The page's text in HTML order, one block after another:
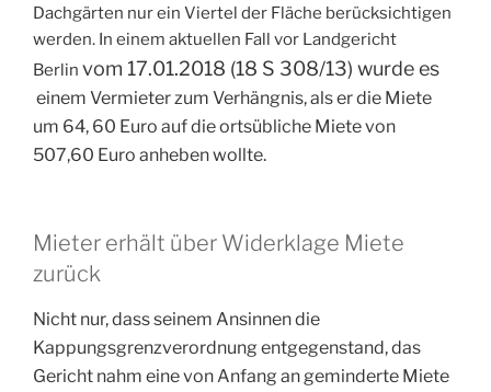
Dachgärten nur ein Viertel der Fläche berücksichtigen
werden. In einem aktuellen Fall vor Landgericht
Berlin vom 17.01.2018 (18 S 308/13) wurde es
einem Vermieter zum Verhängnis, als er die Miete
um 64, 60 Euro auf die ortsübliche Miete von
507,60 Euro anheben wollte.
Mieter erhält über Widerklage Miete
zurück
Nicht nur, dass seinem Ansinnen die
Kappungsgrenzverordnung entgegenstand, das
Gericht nahm eine von Anfang an geminderte Miete